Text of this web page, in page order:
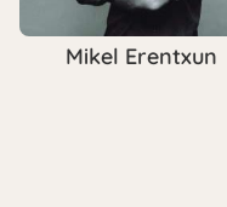
Mikel Erentxun